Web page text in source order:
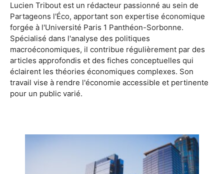
Lucien Tribout est un rédacteur passionné au sein de
Partageons l'Éco, apportant son expertise économique
forgée à l'Université Paris 1 Panthéon-Sorbonne.
Spécialisé dans l'analyse des politiques
macroéconomiques, il contribue régulièrement par des
articles approfondis et des fiches conceptuelles qui
éclairent les théories économiques complexes. Son
travail vise à rendre l'économie accessible et pertinente
pour un public varié.